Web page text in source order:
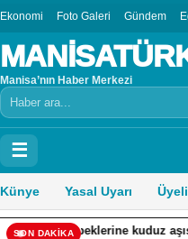
Ekonomi Foto Galeri Gündem
Manisa’nın Haber Merkezi
Arama
☰
Künye Yasal Uyarı
SON DAKİKAkuduz aşısı seferberliği